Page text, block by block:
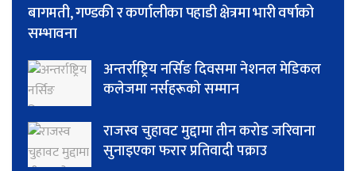
बागमती, गण्डकी र कर्णालीका पहाडी क्षेत्रमा भारी वर्षाको
सम्भावना
अन्तर्राष्ट्रिय नर्सिङ दिवसमा नेशनल मेडिकल
कलेजमा नर्सहरूको सम्मान
राजस्व चुहावट मुद्दामा तीन करोड जरिवाना
सुनाइएका फरार प्रतिवादी पक्राउ